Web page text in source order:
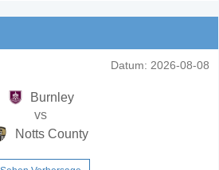
Datum: 2026-08-08
Burnley
vs
Notts County